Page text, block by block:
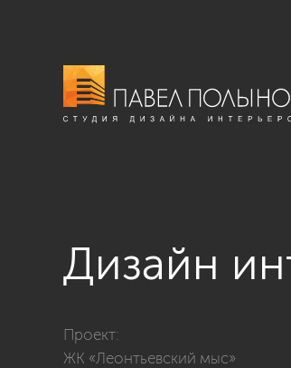
Дизайн
Проект:
ЖК «Леонтьевский мыс»